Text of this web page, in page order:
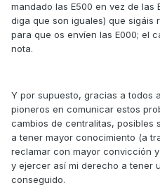
mandado las E500 en vez de las
diga que son iguales) que sigáis
para que os envíen las E000; el
nota.
Y por supuesto, gracias a todos
pioneros en comunicar estos
cambios de centralitas, posibles
a tener mayor conocimiento (a
reclamar con mayor convicción
y ejercer así mi derecho a tener
conseguido.